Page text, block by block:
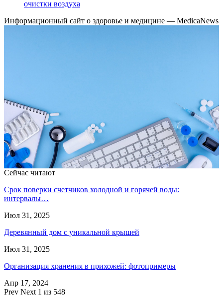
очистки воздуха
Информационный сайт о здоровье и медицине — MedicaNews
Сейчас читают
Срок поверки счетчиков холодной и горячей воды:
интервалы…
Июл 31, 2025
Деревянный дом с уникальной крышей
Июл 31, 2025
Организация хранения в прихожей: фотопримеры
Апр 17, 2024
Prev Next 1 из 548